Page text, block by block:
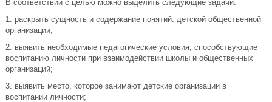
В соответствии с целью можно выделить следующие задачи:
1. раскрыть сущность и содержание понятий: детской общественной
организации;
2. выявить необходимые педагогические условия, способствующие
воспитанию личности при взаимодействии школы и общественных
организаций;
3. выявить место, которое занимают детские организации в
воспитании личности;